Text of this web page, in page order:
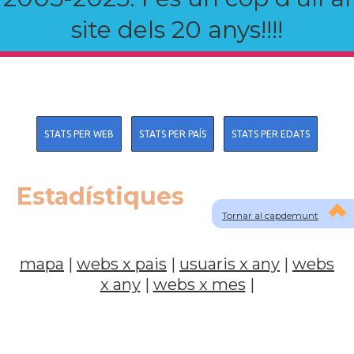
site dels 20 anys!!!!
Tornar al capdemunt
STATS PER WEB STATS PER PAÍS STATS PER EDATS
Estadístiques
mapa | webs x pais | usuaris x any | webs
x any| webs x mes |